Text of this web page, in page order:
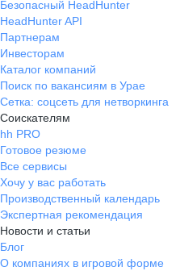
Безопасный HeadHunter
HeadHunter API
Партнерам
Инвесторам
Каталог компаний
Поиск по вакансиям в Урае
Сетка: соцсеть для нетворкинга
Соискателям
hh PRO
Готовое резюме
Все сервисы
Хочу у вас работать
Производственный календарь
Экспертная рекомендация
Новости и статьи
Блог
О компаниях в игровой форме